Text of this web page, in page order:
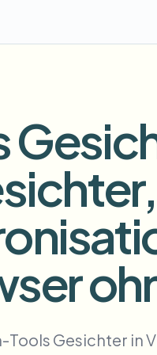
Vlogger
batch processing?
many videos and blur in one
Gesichter in